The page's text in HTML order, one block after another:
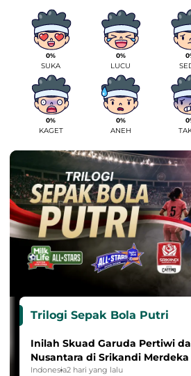
0%
SUKA
0%
LUCU
0%
KAGET
0%
ANEH
Trilogi Sepak Bola Putri
Inilah Skuad Garuda Pertiwi
Nusantara di Srikandi Merdeka
Indonesia2 hari yang lalu